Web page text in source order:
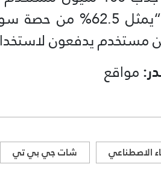
مستخدم يدفعون
مواقع
الاصطناعي شات جي بي تي